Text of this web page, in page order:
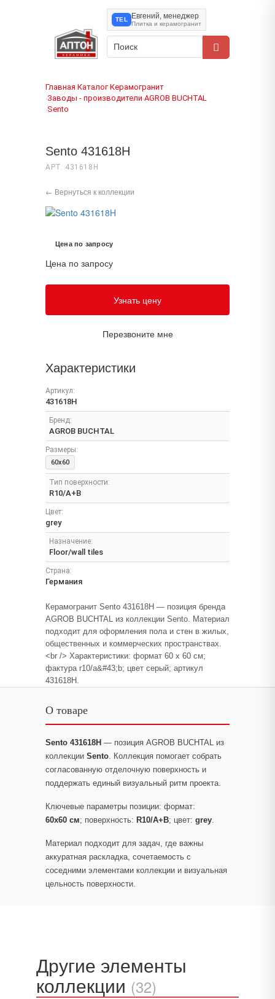
TEL
Евгений, менеджер
Плитка и керамогранит
Главная›Каталог›Керамогранит
›Заводы - производители›AGROB BUCHTAL
›Sento
Sento 431618H
АРТ. 431618H
← Вернуться к коллекции
Цена по запросу
Цена по запросу
Узнать цену
Перезвоните мне
Характеристики
Артикул:
431618H
Бренд:
AGROB BUCHTAL
Размеры:
60x60
Тип поверхности:
R10/A+B
Цвет:
grey
Назначение:
Floor/wall tiles
Страна:
Германия
Керамогранит Sento 431618H — позиция бренда
AGROB BUCHTAL из коллекции Sento. Материал
подходит для оформления пола и стен в жилых,
общественных и коммерческих пространствах.
<br /> Характеристики: формат 60 x 60 см;
фактура r10/a&#43;b; цвет серый; артикул
431618H.
О товаре
Sento 431618H — позиция AGROB BUCHTAL из
коллекции Sento. Коллекция помогает собрать
согласованную отделочную поверхность и
поддержать единый визуальный ритм проекта.
Ключевые параметры позиции: формат:
60x60 см; поверхность: R10/A+B; цвет: grey.
Материал подходит для задач, где важны
аккуратная раскладка, сочетаемость с
соседними элементами коллекции и визуальная
цельность поверхности.
Другие элементы
коллекции (32)